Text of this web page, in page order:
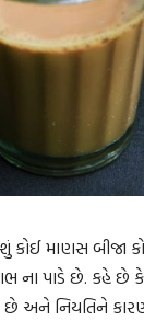
માણસ બીજા
ના પાડે છે. કહે છે કે
છે અને નિયતિને